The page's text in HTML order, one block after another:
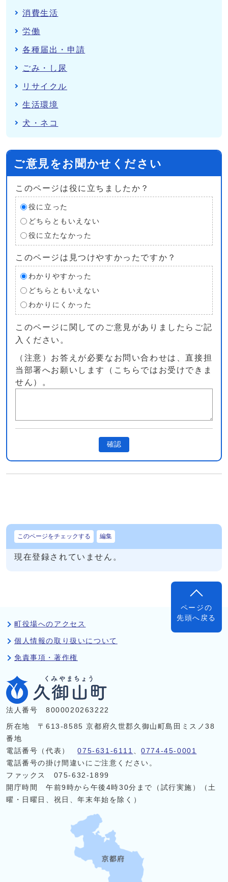
消費生活
労働
各種届出・申請
ごみ・し尿
リサイクル
生活環境
犬・ネコ
ご意見をお聞かせください
このページは役に立ちましたか？
役に立った
どちらともいえない
役に立たなかった
このページは見つけやすかったですか？
わかりやすかった
どちらともいえない
わかりにくかった
このページに関してのご意見がありましたらご記
入ください。
（注意）お答えが必要なお問い合わせは、直接担
当部署へお願いします（こちらではお受けできま
せん）。
確認
このページをチェックする 編集
現在登録されていません。
ページの
先頭へ戻る
町役場へのアクセス
個人情報の取り扱いについて
免責事項・著作権
法人番号 8000020263222
所在地 〒613-8585 京都府久世郡久御山町島田ミスノ38
番地
電話番号（代表）075-631-6111 、0774-45-0001
電話番号の掛け間違いにご注意ください。
ファックス 075-632-1899
開庁時間 午前9時から午後4時30分まで（試行実施）（土
曜・日曜日、祝日、年末年始を除く）